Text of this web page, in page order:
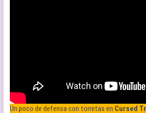
Un poco de defensa con torretas en Cursed